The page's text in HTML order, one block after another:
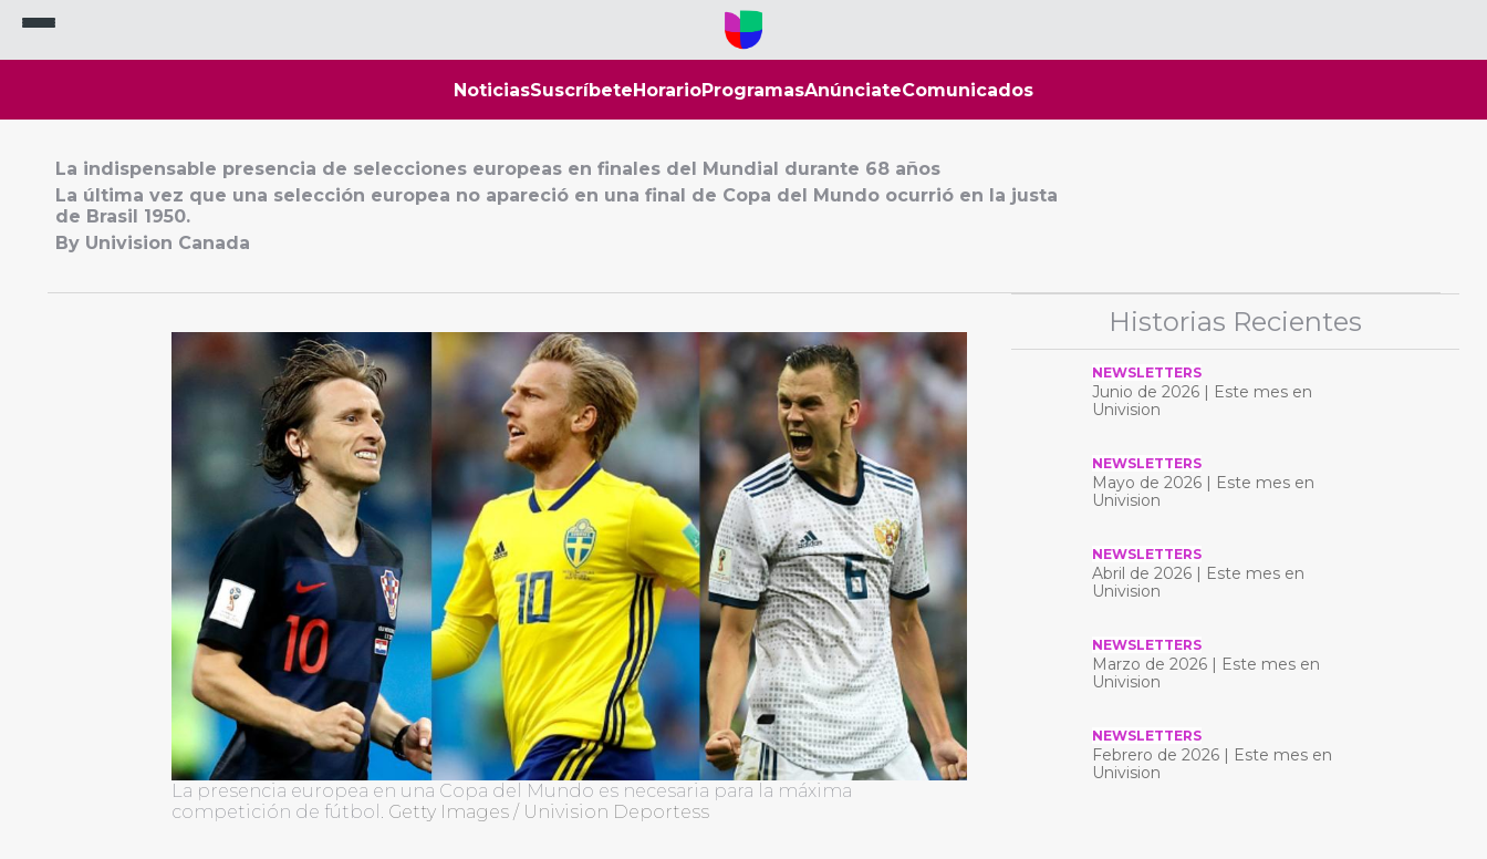
NoticiasSuscríbeteHorarioProgramasAnúnciateComunicados
La indispensable presencia de selecciones europeas en finales del Mundial durante 68 años
La última vez que una selección europea no apareció en una final de Copa del Mundo ocurrió en la justa
de Brasil 1950.
By Univision Canada
La presencia europea en una Copa del Mundo es necesaria para la máxima
competición de fútbol. Getty Images / Univision Deportess
Historias Recientes
NEWSLETTERS
Junio ​​de 2026 | Este mes en
Univision
NEWSLETTERS
Mayo de 2026 | Este mes en
Univision
NEWSLETTERS
Abril de 2026 | Este mes en
Univision
NEWSLETTERS
Marzo de 2026 | Este mes en
Univision
NEWSLETTERS
Febrero de 2026 | Este mes en
Univision